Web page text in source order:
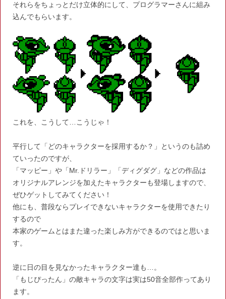
それらをちょっとだけ立体的にして、プログラマーさんに組み
込んでもらいます。
これを、こうして…こうじゃ！
平行して「どのキャラクターを採用するか？」というのも詰め
ていったのですが、
「マッピー」や「Mr.ドリラー」「ディグダグ」などの作品は
オリジナルアレンジを加えたキャラクターも登場しますので、
ぜひゲットしてみてください！
他にも、普段ならプレイできないキャラクターを使用できたり
するので
本家のゲームとはまた違った楽しみ方ができるのではと思いま
す。
逆に日の目を見なかったキャラクター達も…。
「もじぴったん」の敵キャラの文字は実は50音全部作ってあり
ます。